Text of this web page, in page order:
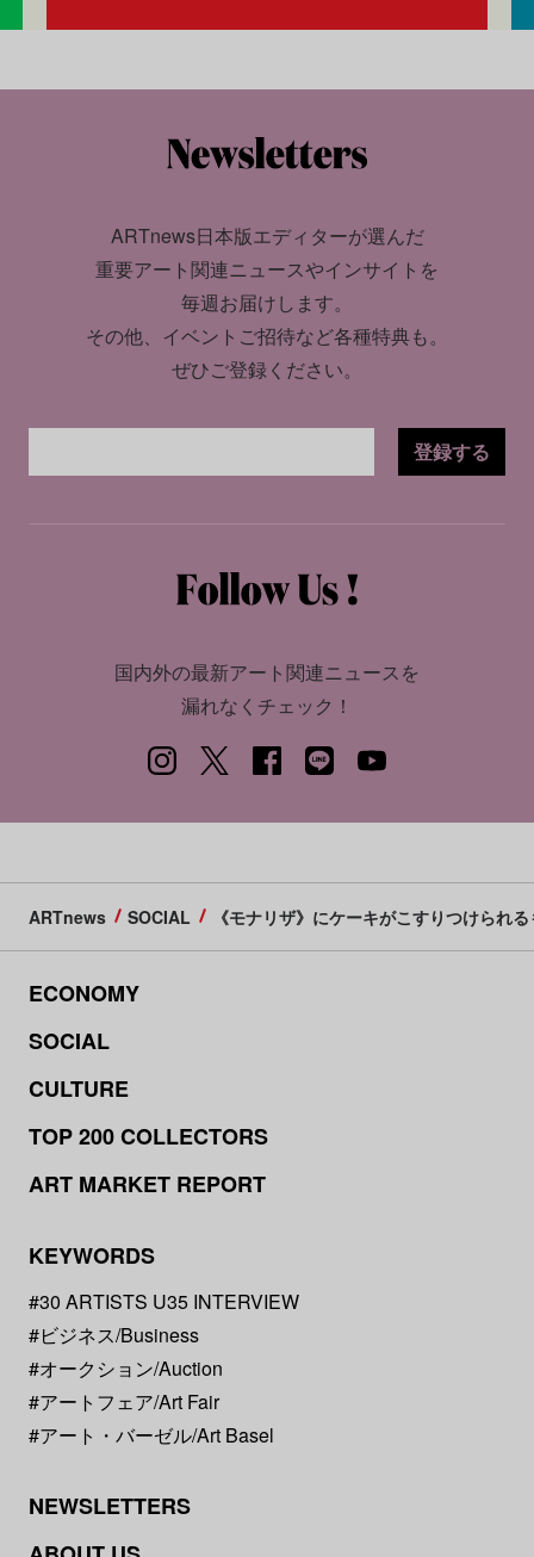
ARTnews日本版エディターが選んだ
重要アート関連ニュースやインサイトを
毎週お届けします。
その他、イベントご招待など各種特典も。
ぜひご登録ください。
登録する
国内外の最新アート関連ニュースを
漏れなくチェック！
ARTnews SOCIAL 《モナリザ》にケーキがこすりつけられ
ECONOMY
SOCIAL
CULTURE
TOP 200 COLLECTORS
ART MARKET REPORT
KEYWORDS
#30 ARTISTS U35 INTERVIEW
#ビジネス/Business
#オークション/Auction
#アートフェア/Art Fair
#アート・バーゼル/Art Basel
NEWSLETTERS